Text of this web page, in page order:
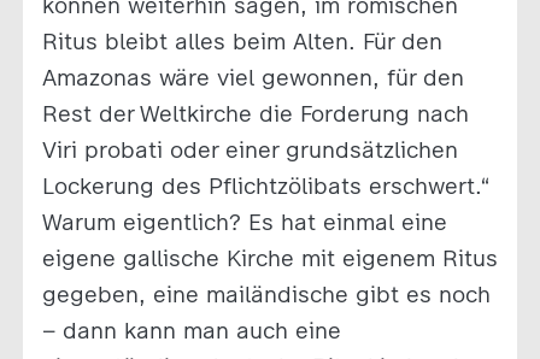
können weiterhin sagen, im römischen
Ritus bleibt alles beim Alten. Für den
Amazonas wäre viel gewonnen, für den
Rest der Weltkirche die Forderung nach
Viri probati oder einer grundsätzlichen
Lockerung des Pflichtzölibats erschwert.“
Warum eigentlich? Es hat einmal eine
eigene gallische Kirche mit eigenem Ritus
gegeben, eine mailändische gibt es noch
– dann kann man auch eine